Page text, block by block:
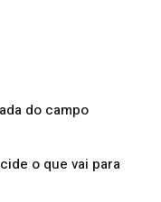
do campo
o que vai para